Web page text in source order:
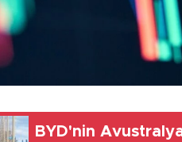
BYD'nin